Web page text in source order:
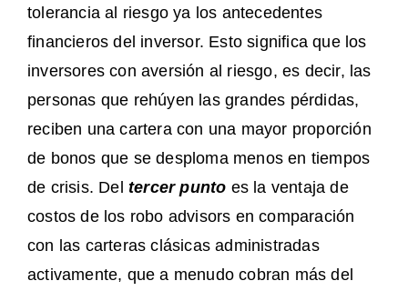
tolerancia al riesgo ya los antecedentes
financieros del inversor. Esto significa que los
inversores con aversión al riesgo, es decir, las
personas que rehúyen las grandes pérdidas,
reciben una cartera con una mayor proporción
de bonos que se desploma menos en tiempos
de crisis. Del tercer punto es la ventaja de
costos de los robo advisors en comparación
con las carteras clásicas administradas
activamente, que a menudo cobran más del